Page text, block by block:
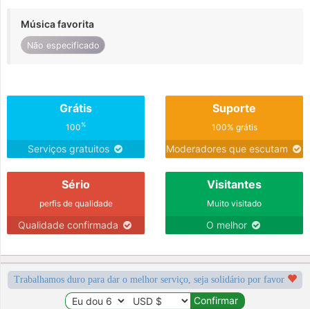
Música favorita
Não especificado
Grátis
100%
Serviços gratuitos
Suporte
100% grátis
Moderadores que escutam
Sério
perfis de qualidade
Qualidade confirmada
Visitantes
Muito visitado
O melhor
Trabalhamos duro para dar o melhor serviço, seja solidário por favor